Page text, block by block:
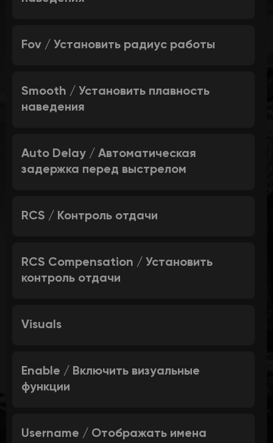
Fov / Установить радиус работы
Smooth / Установить плавность
наведения
Auto Delay / Автоматическая
задержка перед выстрелом
RCS / Контроль отдачи
RCS Compensation / Установить
контроль отдачи
Visuals
Enable / Включить визуальные
функции
Username / Отображать имена